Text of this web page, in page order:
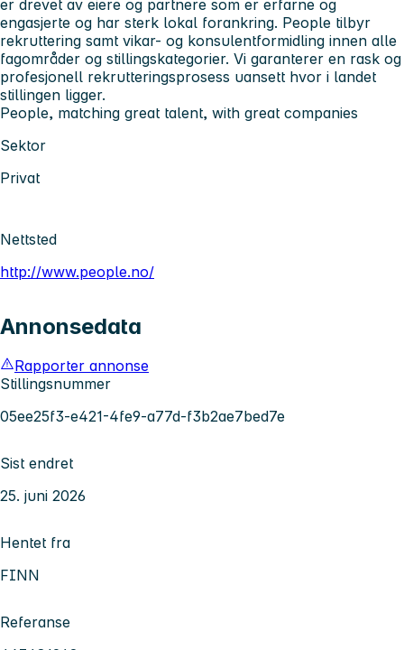
er drevet av eiere og partnere som er erfarne og
engasjerte og har sterk lokal forankring. People tilbyr
rekruttering samt vikar- og konsulentformidling innen alle
fagområder og stillingskategorier. Vi garanterer en rask og
profesjonell rekrutteringsprosess uansett hvor i landet
stillingen ligger.
People, matching great talent, with great companies
Sektor
Privat
Nettsted
http://www.people.no/
Annonsedata
Rapporter annonse
Stillingsnummer
05ee25f3-e421-4fe9-a77d-f3b2ae7bed7e
Sist endret
25. juni 2026
Hentet fra
FINN
Referanse